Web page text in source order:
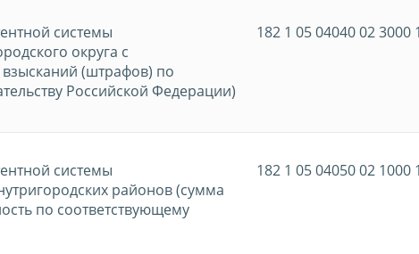
системы
округа с
(штрафов) по
Российской Федерации)
182 1 05 04040 02 3000
системы
районов (сумма
по соответствующему
182 1 05 04050 02 1000